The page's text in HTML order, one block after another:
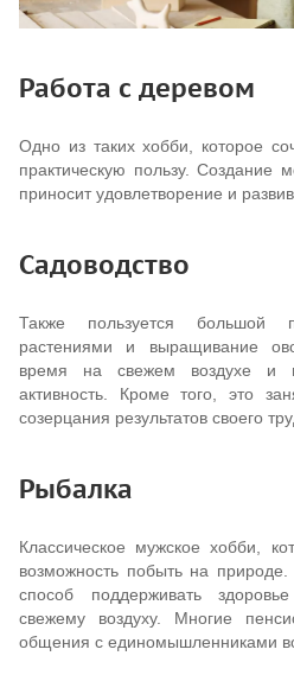
Работа с деревом
Одно из таких хобби, которое
практическую пользу. Создание
приносит удовлетворение и
Садоводство
Также пользуется большой
растениями и выращивание
время на свежем воздухе и
активность. Кроме того, это
созерцания результатов своего
Рыбалка
Классическое мужское хобби,
возможность побыть на
способ поддерживать
свежему воздуху. Многие
общения с единомышленниками